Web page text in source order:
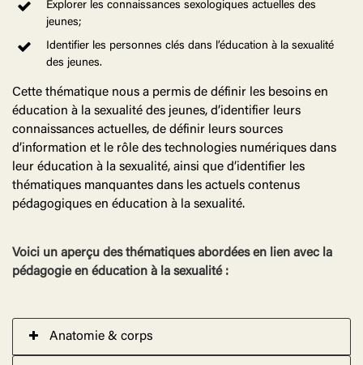
Explorer les connaissances sexologiques actuelles des
jeunes;
Identifier les personnes clés dans l’éducation à la sexualité
des jeunes.
Cette thématique nous a permis de définir les besoins en
éducation à la sexualité des jeunes, d’identifier leurs
connaissances actuelles, de définir leurs sources
d’information et le rôle des technologies numériques dans
leur éducation à la sexualité, ainsi que d’identifier les
thématiques manquantes dans les actuels contenus
pédagogiques en éducation à la sexualité.
Voici un aperçu des thématiques abordées en lien avec la
pédagogie en éducation à la sexualité :
Anatomie & corps